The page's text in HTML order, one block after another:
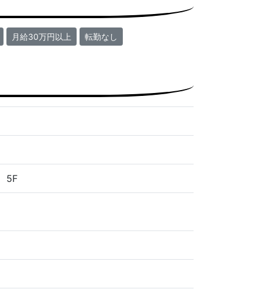
月給30万円以上 転勤なし
5F